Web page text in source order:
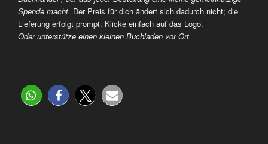
Spende macht. Der Preis für dich ändert sich dadurch nicht; die
Lieferung erfolgt prompt. Klicke einfach auf das Logo.
Oder unterstütze einen kleinen Buchladen vor Ort.